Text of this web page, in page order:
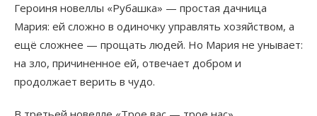
Героиня новеллы «Рубашка» — простая дачница
Мария: ей сложно в одиночку управлять хозяйством, а
ещё сложнее — прощать людей. Но Мария не унывает:
на зло, причиненное ей, отвечает добром и
продолжает верить в чудо.